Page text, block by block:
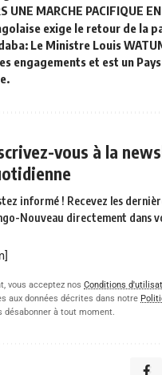
UNE MARCHE PACIFIQUE
exige le retour de la
Le Ministre Louis
engagements et est un
vous à la
informé ! Recevez les
Nouveau directement dans
vous acceptez nos Conditions
aux données décrites dans notre
désabonner à tout moment.